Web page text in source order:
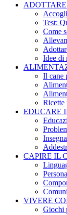
Test:
Come
Idee di
Il cane
Ricette
EDUCARE
CAPIRE IL
VIVERE
Giochi